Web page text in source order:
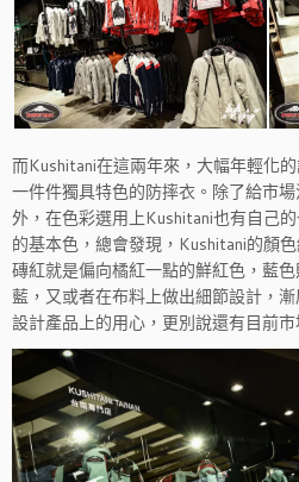
而Kushitani在這兩年來，大幅年輕化
一件件獨具特色的防摔衣。除了給市
外，在色彩選用上Kushitani也有自己
的基本色，總會發現，Kushitani的顏
磚紅就是偏向橘紅一點的鮮紅色，藍
藍，又或者在布料上做出細節設計，
設計產品上的用心，更別說還有目前